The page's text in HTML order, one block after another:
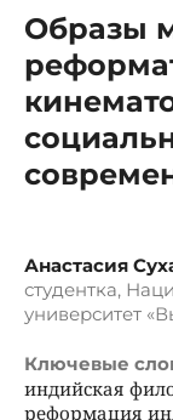
Образы
Анастасия
студентка,
университет
Ключевые
индийская
реформация